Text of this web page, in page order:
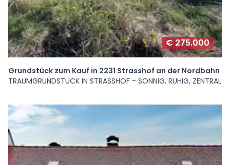
€ 275.000
Grundstück zum Kauf in 2231 Strasshof an der Nordbahn
TRAUMGRUNDSTÜCK IN STRASSHOF - SONNIG, RUHIG, ZENTRAL